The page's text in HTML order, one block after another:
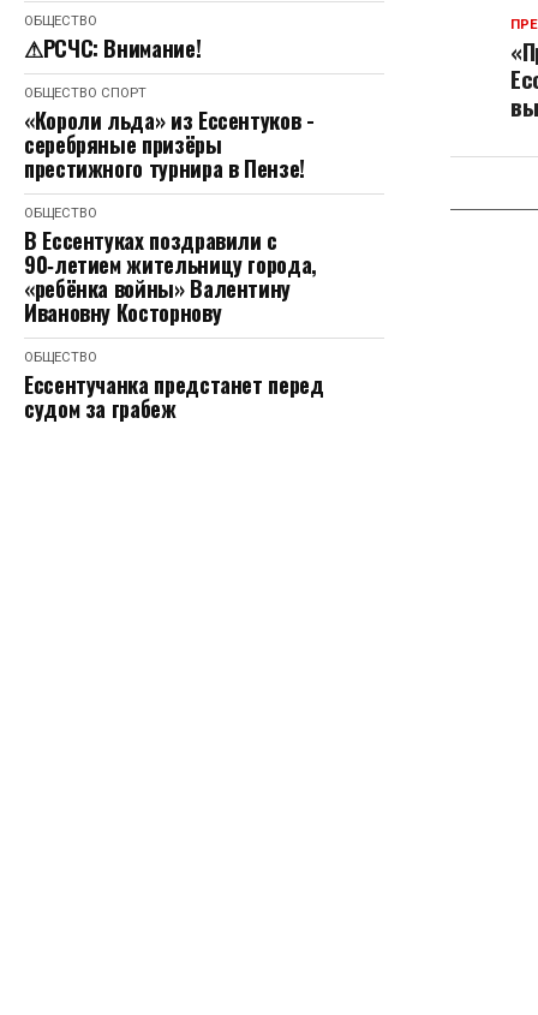
ОБЩЕСТВО
⚠РСЧС: Внимание!
ОБЩЕСТВО СПОРТ
«Короли льда» из Ессентуков -
серебряные призёры
престижного турнира в Пензе!
ОБЩЕСТВО
В Ессентуках поздравили с
90‑летием жительницу города,
«ребёнка войны» Валентину
Ивановну Косторнову
ОБЩЕСТВО
Ессентучанка предстанет перед
судом за грабеж